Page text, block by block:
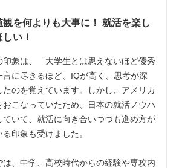
を何よりも大事に！ 就活を楽し
い！
象は、「大学生とは思えないほど優秀
言に尽きるほど、IQが高く、思考が深
たのを覚えています。しかし、アメリカ
おこなっていたため、日本の就活ノウハ
ていて、就活に向き合いつつも進め方が
印象も受けました。
は、中学、高校時代からの経験や専攻内